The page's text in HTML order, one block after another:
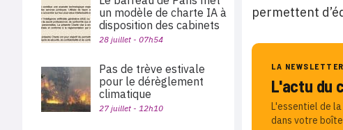
permettent
LA
L'actu du
L'essentiel de
dans votre
un modèle de charte IA à
disposition des cabinets
28 juillet - 07h54
Pas de trève estivale
pour le dérèglement
climatique
27 juillet - 12h10